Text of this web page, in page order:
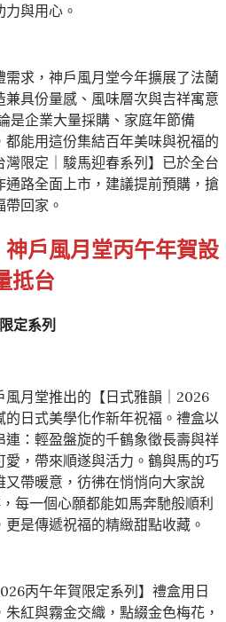
與用心。
求，神戶風月堂今年擴展了法蘭
具份量感、風味層次與吉祥寓意
是企業大量採購、家庭年節備
能用這份集結百年美味與祝福的
限定｜駿馬迎春系列】已於全台
路全面上市，建議提前預購，搶
回家。
戶風月堂丙午年賀設
抵台
定系列
月堂推出的【日式雅韻｜2026
日式美學化作新年祝福。禮盒以
連：輕盈盤旋的千鶴象徵長壽與祥
，帶來順遂與活力。鶴與馬的巧
帶暖意，彷彿在悄悄向大家說
每一個心願都能如馬奔馳般順利
是傳遞祝福的精緻甜點收藏。
丙午年賀限定系列】禮盒用日
紅與霧金交織，點綴金色梅花，